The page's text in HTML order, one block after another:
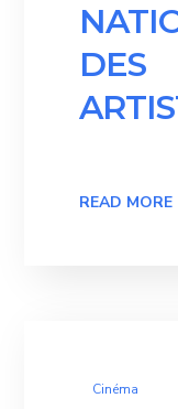
DES
READ MORE
Cinéma